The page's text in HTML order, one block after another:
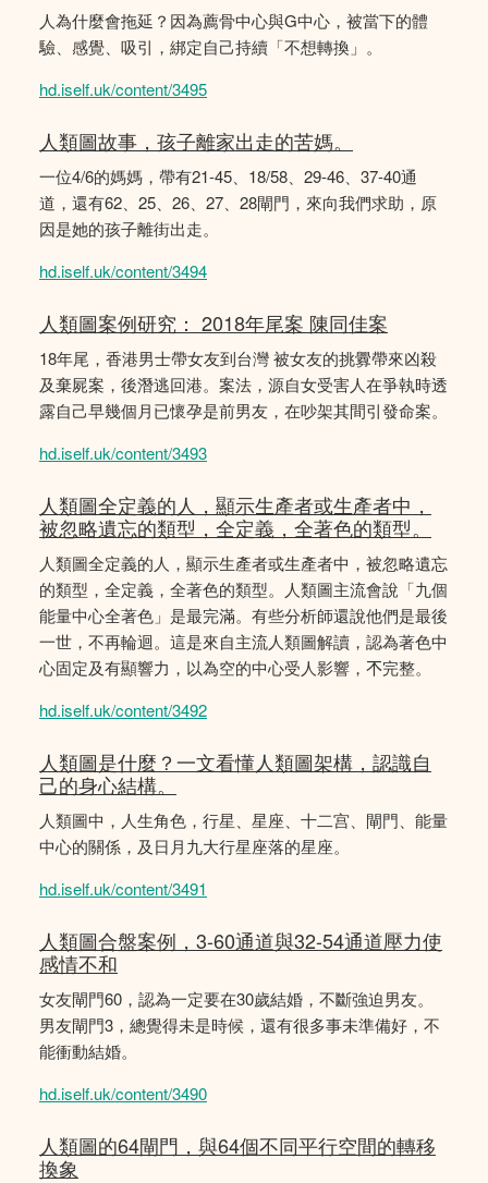
人為什麼會拖延？因為薦骨中心與G中心，被當下的體
驗、感覺、吸引，綁定自己持續「不想轉換」。
hd.iself.uk/content/3495
人類圖故事，孩子離家出走的苦媽。
一位4/6的媽媽，帶有21-45、18/58、29-46、37-40通
道，還有62、25、26、27、28閘門，來向我們求助，原
因是她的孩子離街出走。
hd.iself.uk/content/3494
人類圖案例研究： 2018年尾案 陳同佳案
18年尾，香港男士帶女友到台灣 被女友的挑釁帶來凶殺
及棄屍案，後潛逃回港。案法，源自女受害人在爭執時透
露自己早幾個月已懷孕是前男友，在吵架其間引發命案。
hd.iself.uk/content/3493
人類圖全定義的人，顯示生產者或生產者中，
被忽略遺忘的類型，全定義，全著色的類型。
人類圖全定義的人，顯示生產者或生產者中，被忽略遺忘
的類型，全定義，全著色的類型。人類圖主流會說「九個
能量中心全著色」是最完滿。有些分析師還說他們是最後
一世，不再輪迴。這是來自主流人類圖解讀，認為著色中
心固定及有顯響力，以為空的中心受人影響，𣎴完整。
hd.iself.uk/content/3492
人類圖是什麼？一文看懂人類圖架構，認識自
己的身心結構。
人類圖中，人生角色，行星、星座、十二宫、閘門、能量
中心的關係，及日月九大行星座落的星座。
hd.iself.uk/content/3491
人類圖合盤案例，3-60通道與32-54通道壓力使
感情不和
女友閘門60，認為一定要在30歲結婚，不斷強迫男友。
男友閘門3，總覺得未是時候，還有很多事未準備好，不
能衝動結婚。
hd.iself.uk/content/3490
人類圖的64閘門，與64個不同平行空間的轉移
換象